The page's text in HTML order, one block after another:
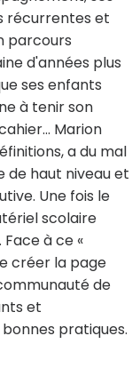
récurrentes et
parcours
d'années plus
ses enfants
à tenir son
Marion
a du mal
de haut niveau et
Une fois le
scolaire
à ce «
créer la page
de
et
pratiques.